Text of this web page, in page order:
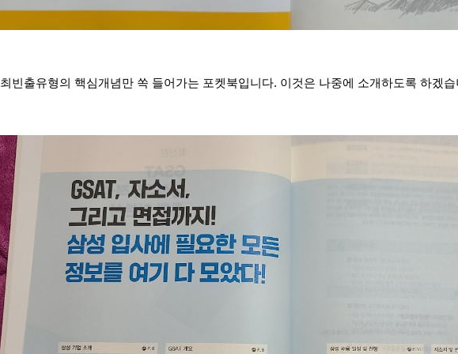
최빈출유형의 핵심개념만 쏙 들어가는 포켓북입니다. 이것은 나중에 소개하도록 하겠